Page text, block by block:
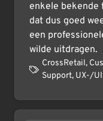
enkele bekende
dat dus goed
een
wilde uitdragen.
CrossRetail,
Support, UX-/